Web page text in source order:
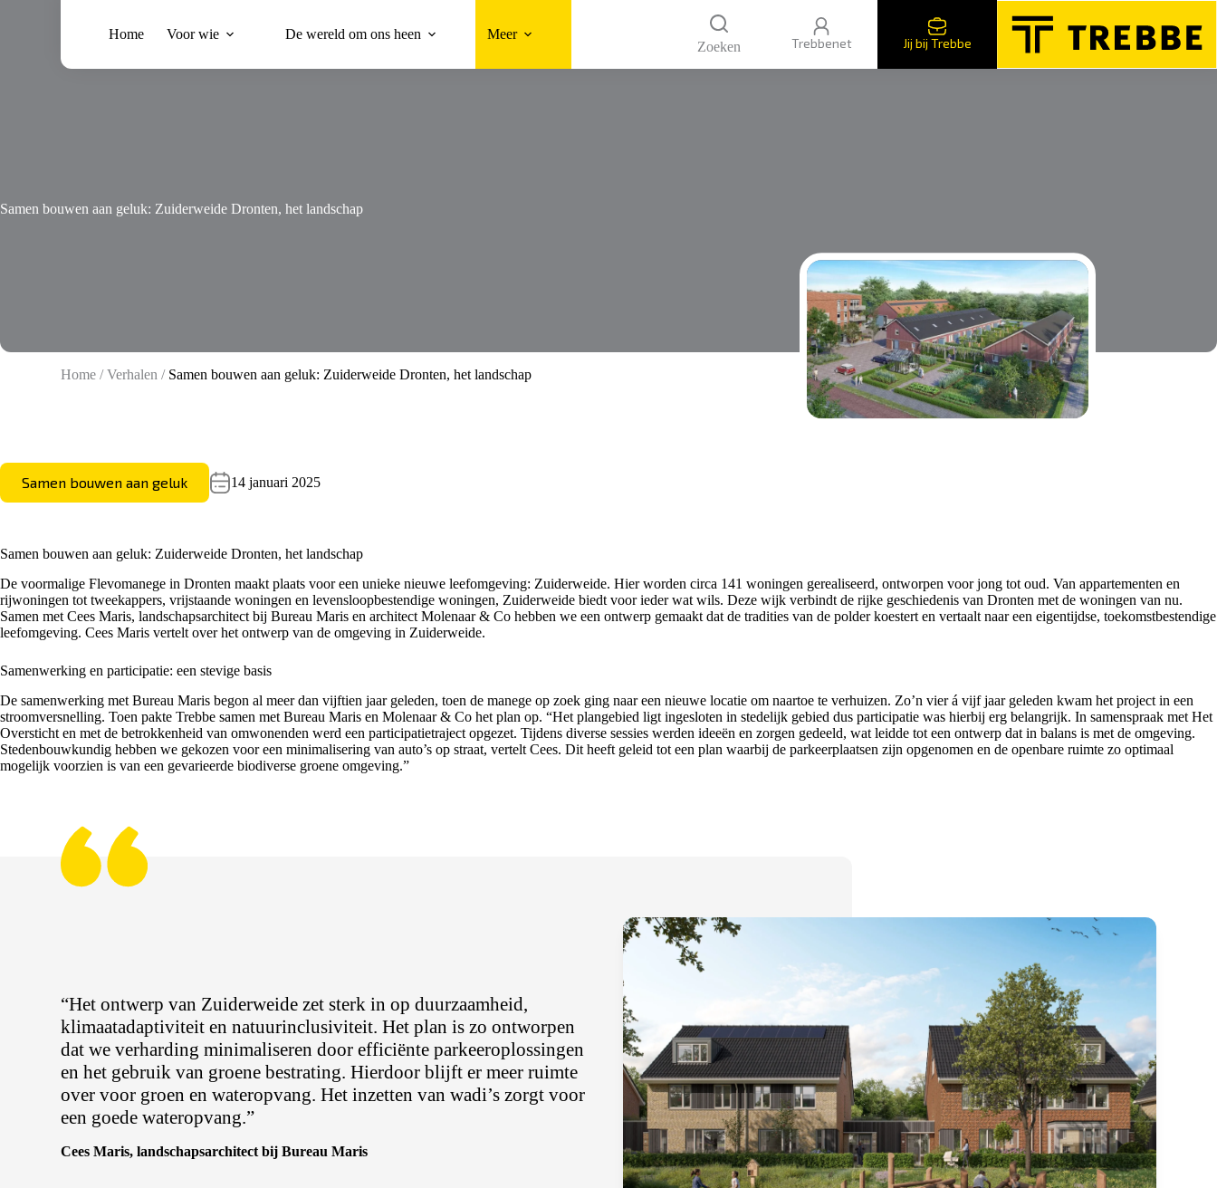
Home Voor wie De wereld om ons heen
Meer
Zoeken
Trebbenet Jij bij Trebbe
Samen bouwen aan geluk: Zuiderweide Dronten, het landschap
Home /Verhalen / Samen bouwen aan geluk: Zuiderweide Dronten, het landschap
Samen bouwen aan geluk 14 januari 2025
Samen bouwen aan geluk: Zuiderweide Dronten, het landschap
De voormalige Flevomanege in Dronten maakt plaats voor een unieke nieuwe leefomgeving: Zuiderweide. Hier worden circa 141 woningen gerealiseerd, ontworpen voor jong tot oud. Van appartementen en
rijwoningen tot tweekappers, vrijstaande woningen en levensloopbestendige woningen, Zuiderweide biedt voor ieder wat wils. Deze wijk verbindt de rijke geschiedenis van Dronten met de woningen van nu.
Samen met Cees Maris, landschapsarchitect bij Bureau Maris en architect Molenaar & Co hebben we een ontwerp gemaakt dat de tradities van de polder koestert en vertaalt naar een eigentijdse, toekomstbestendige
leefomgeving. Cees Maris vertelt over het ontwerp van de omgeving in Zuiderweide.
Samenwerking en participatie: een stevige basis
De samenwerking met Bureau Maris begon al meer dan vijftien jaar geleden, toen de manege op zoek ging naar een nieuwe locatie om naartoe te verhuizen. Zo’n vier á vijf jaar geleden kwam het project in een
stroomversnelling. Toen pakte Trebbe samen met Bureau Maris en Molenaar & Co het plan op. “Het plangebied ligt ingesloten in stedelijk gebied dus participatie was hierbij erg belangrijk. In samenspraak met Het
Oversticht en met de betrokkenheid van omwonenden werd een participatietraject opgezet. Tijdens diverse sessies werden ideeën en zorgen gedeeld, wat leidde tot een ontwerp dat in balans is met de omgeving.
Stedenbouwkundig hebben we gekozen voor een minimalisering van auto’s op straat, vertelt Cees. Dit heeft geleid tot een plan waarbij de parkeerplaatsen zijn opgenomen en de openbare ruimte zo optimaal
mogelijk voorzien is van een gevarieerde biodiverse groene omgeving.”
“Het ontwerp van Zuiderweide zet sterk in op duurzaamheid,
klimaatadaptiviteit en natuurinclusiviteit. Het plan is zo ontworpen
dat we verharding minimaliseren door efficiënte parkeeroplossingen
en het gebruik van groene bestrating. Hierdoor blijft er meer ruimte
over voor groen en wateropvang. Het inzetten van wadi’s zorgt voor
een goede wateropvang.”
Cees Maris, landschapsarchitect bij Bureau Maris